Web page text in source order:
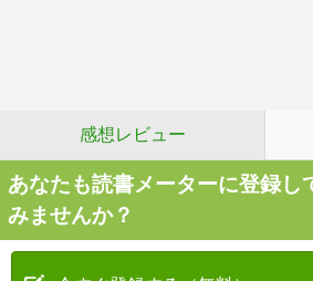
感想レビュー
あなたも読書メーターに登録し
みませんか？